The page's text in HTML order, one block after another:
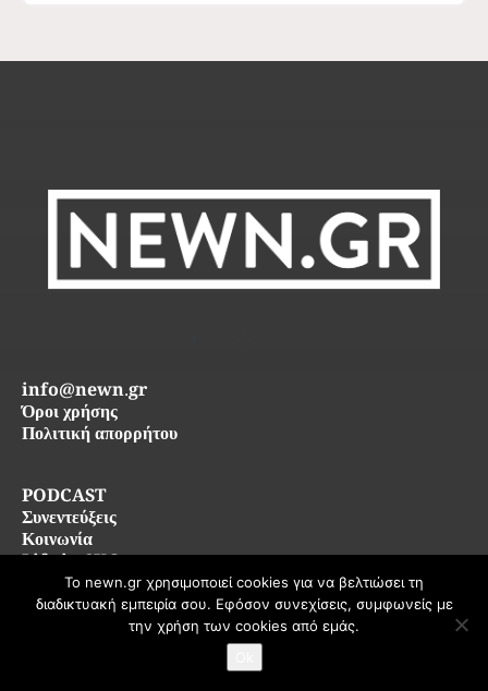
PODCAST
Συνεντεύξεις
Κοινωνία
Life in SKG
info@newn.gr
Όροι χρήσης
Πολιτική απορρήτου
© 2026 newn.gr — Όλα τα δικαιώματα διατηρούνται
Το newn.gr χρησιμοποιεί cookies για να βελτιώσει τη
διαδικτυακή εμπειρία σου. Εφόσον συνεχίσεις, συμφωνείς με
την χρήση των cookies από εμάς.